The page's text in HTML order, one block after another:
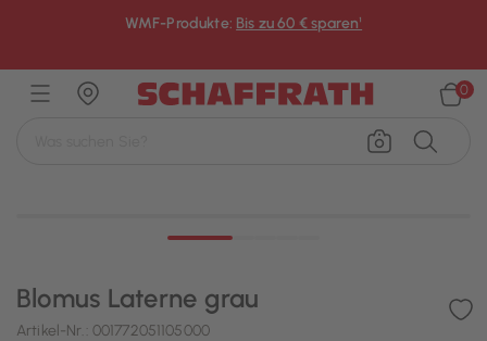
WMF-Produkte: Bis zu 60 € sparen¹
0
Blomus Laterne grau
Artikel-Nr.: 001772051105000